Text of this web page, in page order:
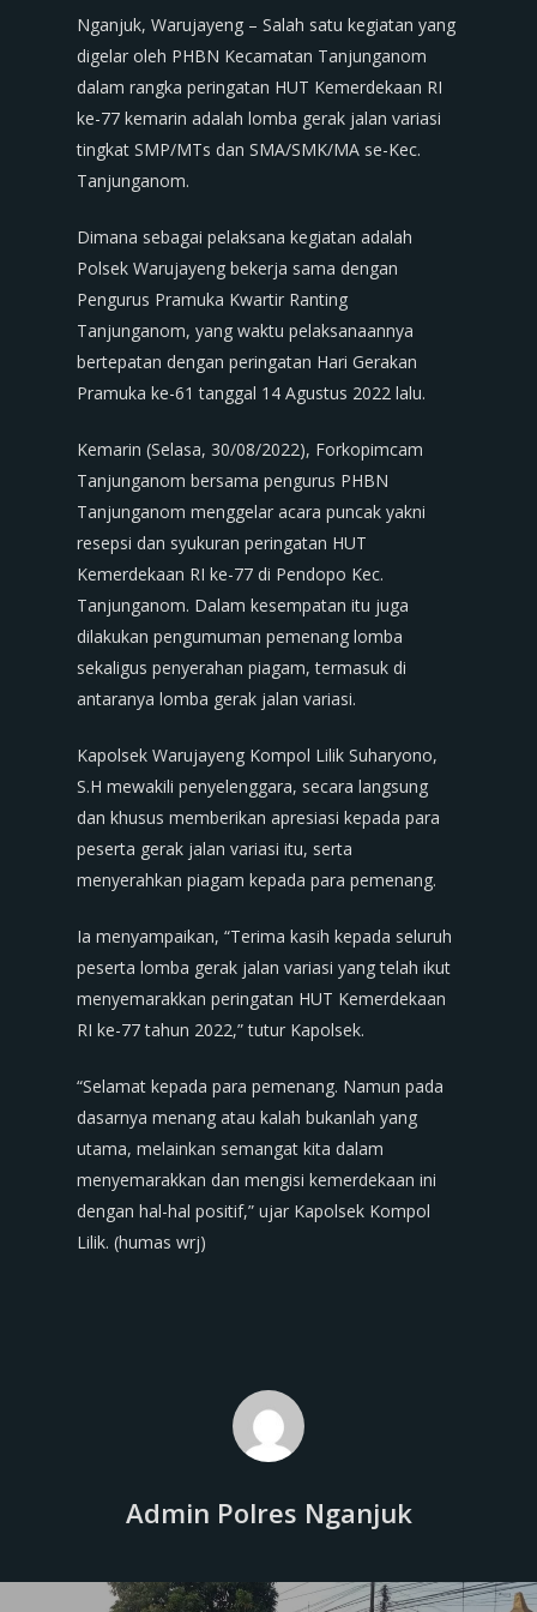
Nganjuk, Warujayeng – Salah satu kegiatan yang
digelar oleh PHBN Kecamatan Tanjunganom
dalam rangka peringatan HUT Kemerdekaan RI
ke-77 kemarin adalah lomba gerak jalan variasi
tingkat SMP/MTs dan SMA/SMK/MA se-Kec.
Tanjunganom.
Dimana sebagai pelaksana kegiatan adalah
Polsek Warujayeng bekerja sama dengan
Pengurus Pramuka Kwartir Ranting
Tanjunganom, yang waktu pelaksanaannya
bertepatan dengan peringatan Hari Gerakan
Pramuka ke-61 tanggal 14 Agustus 2022 lalu.
Kemarin (Selasa, 30/08/2022), Forkopimcam
Tanjunganom bersama pengurus PHBN
Tanjunganom menggelar acara puncak yakni
resepsi dan syukuran peringatan HUT
Kemerdekaan RI ke-77 di Pendopo Kec.
Tanjunganom. Dalam kesempatan itu juga
dilakukan pengumuman pemenang lomba
sekaligus penyerahan piagam, termasuk di
antaranya lomba gerak jalan variasi.
Kapolsek Warujayeng Kompol Lilik Suharyono,
S.H mewakili penyelenggara, secara langsung
dan khusus memberikan apresiasi kepada para
peserta gerak jalan variasi itu, serta
menyerahkan piagam kepada para pemenang.
Ia menyampaikan, “Terima kasih kepada seluruh
peserta lomba gerak jalan variasi yang telah ikut
menyemarakkan peringatan HUT Kemerdekaan
RI ke-77 tahun 2022,” tutur Kapolsek.
“Selamat kepada para pemenang. Namun pada
dasarnya menang atau kalah bukanlah yang
utama, melainkan semangat kita dalam
menyemarakkan dan mengisi kemerdekaan ini
dengan hal-hal positif,” ujar Kapolsek Kompol
Lilik. (humas wrj)
Admin Polres Nganjuk